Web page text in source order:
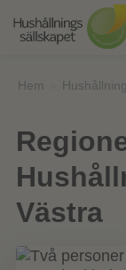
innehåll
Hem
Västra